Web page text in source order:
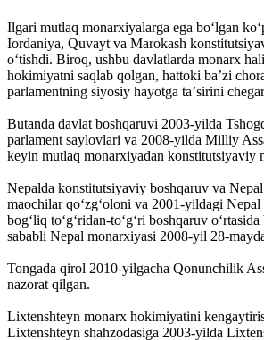
Ilgari mutlaq monarxiyalarga ega boʻlgan
Iordaniya, Quvayt va Marokash
oʻtishdi. Biroq, ushbu davlatlarda monarx
hokimiyatni saqlab qolgan, hattoki baʼzi
parlamentning siyosiy hayotga taʼsirini
Butanda davlat boshqaruvi 2003-yilda
parlament saylovlari va 2008-yilda Milliy
keyin mutlaq monarxiyadan konstitutsiyaviy
Nepalda konstitutsiyaviy boshqaruv va
maochilar qoʻzgʻoloni va 2001-yildagi
bogʻliq toʻgʻridan-toʻgʻri boshqaruv
sababli Nepal monarxiyasi 2008-yil 28-
Tongada qirol 2010-yilgacha Qonunchilik
nazorat qilgan.
Lixtenshteyn monarx hokimiyatini
Lixtenshteyn shahzodasiga 2003-yilda